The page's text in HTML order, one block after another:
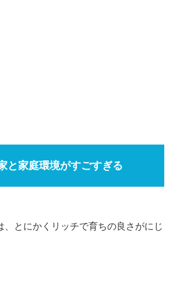
と家庭環境がすごすぎる
、とにかくリッチで育ちの良さがにじ